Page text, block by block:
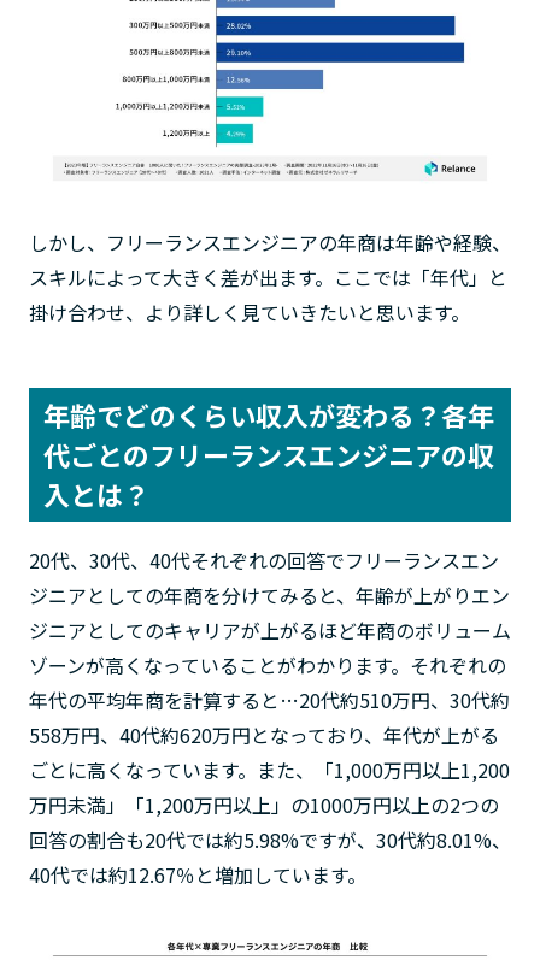
しかし、フリーランスエンジニアの年商は年齢や経験、
スキルによって大きく差が出ます。ここでは「年代」と
掛け合わせ、より詳しく見ていきたいと思います。
年齢でどのくらい収入が変わる？各年
代ごとのフリーランスエンジニアの収
入とは？
20代、30代、40代それぞれの回答でフリーランスエン
ジニアとしての年商を分けてみると、年齢が上がりエン
ジニアとしてのキャリアが上がるほど年商のボリューム
ゾーンが高くなっていることがわかります。それぞれの
年代の平均年商を計算すると…20代約510万円、30代約
558万円、40代約620万円となっており、年代が上がる
ごとに高くなっています。また、「1,000万円以上1,200
万円未満」「1,200万円以上」の1000万円以上の2つの
回答の割合も20代では約5.98%ですが、30代約8.01%、
40代では約12.67％と増加しています。